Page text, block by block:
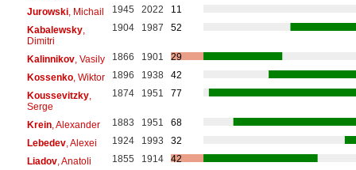
Jurowski, Michail 1945 2022
11
Kabalewsky,
Dimitri
1904 1987 52
Kalinnikov, Vasily 1866 1901
29
Kossenko, Wiktor 1896 1938
42
Koussevitzky,
Serge
1874 1951 77
Krein, Alexander 1883 1951
68
Lebedev, Alexei 1924 1993
32
Liadov, Anatoli 1855 1914
42